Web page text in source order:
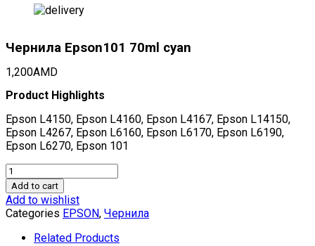
Чернила Epson101 70ml cyan
1,200AMD
Product Highlights
Epson L4150, Epson L4160, Epson L4167, Epson L14150,
Epson L4267, Epson L6160, Epson L6170, Epson L6190,
Epson L6270, Epson 101
Чернила
Epson101
70ml
cyan
quantity
Add to cart
Add to wishlist
Categories EPSON, Чернила
Related Products